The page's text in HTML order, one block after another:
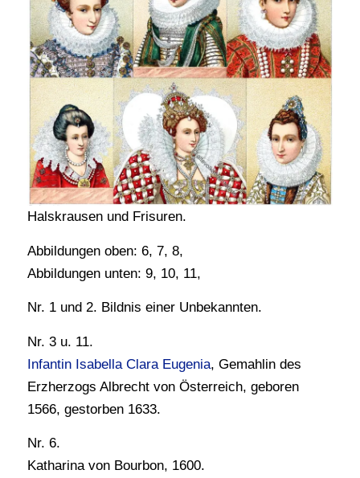
Halskrausen und Frisuren.
Abbildungen oben: 6, 7, 8,
Abbildungen unten: 9, 10, 11,
Nr. 1 und 2. Bildnis einer Unbekannten.
Nr. 3 u. 11.
Infantin Isabella Clara Eugenia, Gemahlin des
Erzherzogs Albrecht von Österreich, geboren
1566, gestorben 1633.
Nr. 6.
Katharina von Bourbon, 1600.